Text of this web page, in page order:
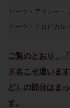
ヒーツ・アイシー・
ヒーツ・トロピカル
ご覧のとおり、
ド名こそ違います
ど）の部分はま
す。